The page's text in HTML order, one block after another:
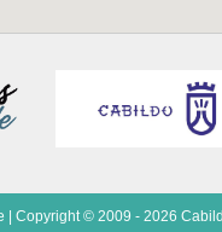
| Copyright © 2009 - 2026